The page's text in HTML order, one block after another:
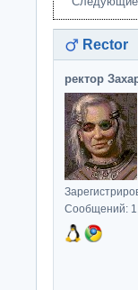
Rector
ректор
Сообщений: